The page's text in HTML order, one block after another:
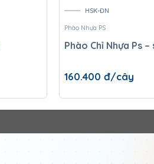
HSK-ĐN
Phào Nhựa PS
Phào Chỉ Nhựa Ps –
160.400 đ/cây